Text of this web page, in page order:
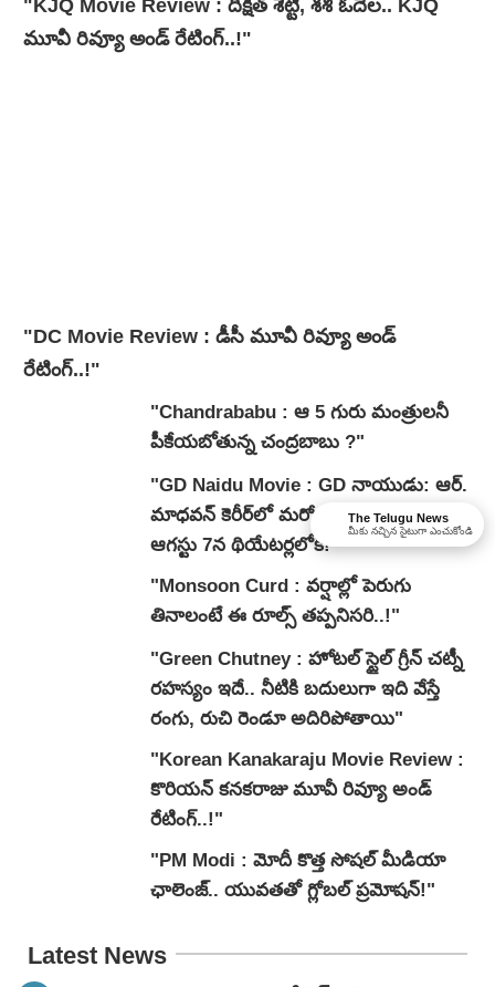
"KJQ Movie Review : దీక్షిత్ శెట్టి, శశి ఓదెల.. KJQ
మూవీ రివ్యూ అండ్ రేటింగ్‌..!"
"DC Movie Review : డీసీ మూవీ రివ్యూ అండ్
రేటింగ్‌..!"
"Chandrababu : ఆ 5 గురు మంత్రులనీ
పీకేయబోతున్న చంద్రబాబు ?"
"GD Naidu Movie : GD నాయుడు: ఆర్.
మాధవన్‌ కెరీర్‌లో మరో బెస్ట్ బయోపిక్..
ఆగస్టు 7న థియేటర్లలోకి!"
"Monsoon Curd : వర్షాల్లో పెరుగు
తినాలంటే ఈ రూల్స్ తప్పనిసరి..!"
"Green Chutney : హోటల్ స్టైల్ గ్రీన్ చట్నీ
రహస్యం ఇదే.. నీటికి బదులుగా ఇది వేస్తే
రంగు, రుచి రెండూ అదిరిపోతాయి"
"Korean Kanakaraju Movie Review :
కొరియన్ కనకరాజు మూవీ రివ్యూ అండ్
రేటింగ్‌..!"
"PM Modi : మోదీ కొత్త సోషల్ మీడియా
ఛాలెంజ్.. యువతతో గ్లోబల్ ప్రమోషన్!"
Latest News
The Telugu News
మీకు నచ్చిన సైటుగా ఎంచుకోండి